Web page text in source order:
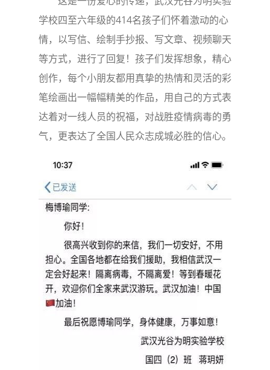
学校四至六年级的414名孩子们怀着激动的心
情，以写信、绘制手抄报、写文章、视频聊天
等方式，进行了回复！孩子们发挥想象，精心
创作，每个小朋友都用真挚的热情和灵活的彩
笔绘画出一幅幅精美的作品，用自己的方式表
达着对一线人员的祝福，对战胜疫情病毒的勇
气，更表达了全国人民众志成城必胜的信心。